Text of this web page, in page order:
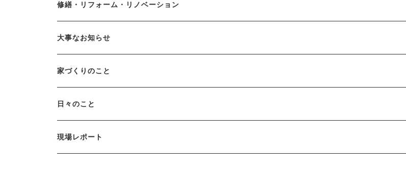
修繕・リフォーム・リノベーション
大事なお知らせ
家づくりのこと
日々のこと
現場レポート